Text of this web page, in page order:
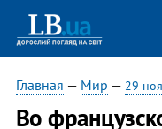
Главная — Мир — 29
Во